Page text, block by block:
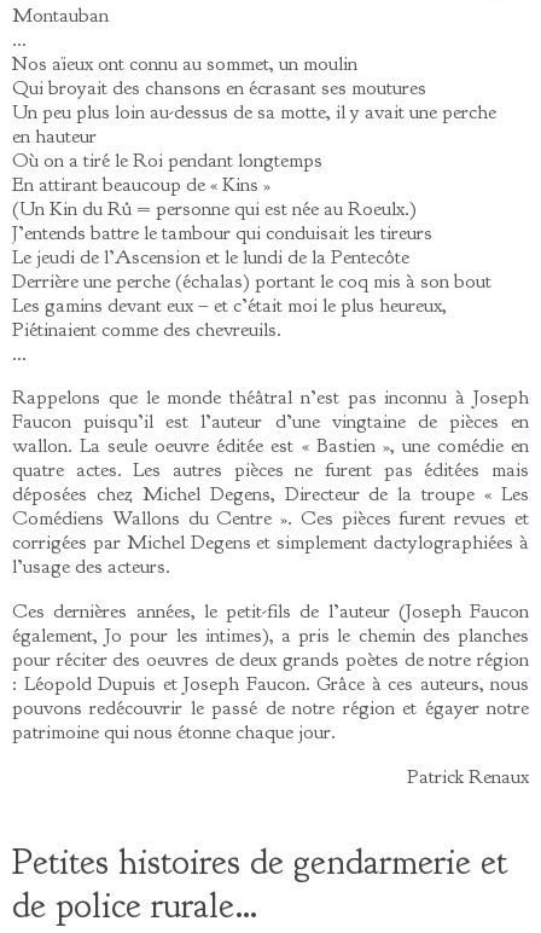
Montauban
…
Nos aïeux ont connu au sommet, un moulin
Qui broyait des chansons en écrasant ses moutures
Un peu plus loin au-dessus de sa motte, il y avait une perche
en hauteur
Où on a tiré le Roi pendant longtemps
En attirant beaucoup de « Kins »
(Un Kin du Rû = personne qui est née au Roeulx.)
J’entends battre le tambour qui conduisait les tireurs
Le jeudi de l’Ascension et le lundi de la Pentecôte
Derrière une perche (échalas) portant le coq mis à son bout
Les gamins devant eux – et c’était moi le plus heureux,
Piétinaient comme des chevreuils.
…
Rappelons que le monde théâtral n’est pas inconnu à Joseph
Faucon puisqu’il est l’auteur d’une vingtaine de pièces en
wallon. La seule oeuvre éditée est « Bastien », une comédie en
quatre actes. Les autres pièces ne furent pas éditées mais
déposées chez Michel Degens, Directeur de la troupe « Les
Comédiens Wallons du Centre ». Ces pièces furent revues et
corrigées par Michel Degens et simplement dactylographiées à
l’usage des acteurs.
Ces dernières années, le petit-fils de l’auteur (Joseph Faucon
également, Jo pour les intimes), a pris le chemin des planches
pour réciter des oeuvres de deux grands poètes de notre région
: Léopold Dupuis et Joseph Faucon. Grâce à ces auteurs, nous
pouvons redécouvrir le passé de notre région et égayer notre
patrimoine qui nous étonne chaque jour.
Patrick Renaux
Petites histoires de gendarmerie et
de police rurale…